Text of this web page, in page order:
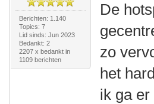
Berichten: 1.140
Topics: 7
Lid sinds: Jun 2023
Bedankt: 2
2207 x bedankt in
1109 berichten
De
zo
het
ik ga